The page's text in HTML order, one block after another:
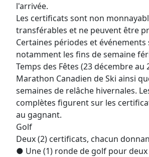
l'arrivée.
Les certificats sont non
transférables et ne peuvent être
Certaines périodes et événements
notamment les fins de semaine
Temps des Fêtes (23 décembre au
Marathon Canadien de Ski ainsi
semaines de relâche hivernales.
complètes figurent sur les
au gagnant.
Golf
Deux (2) certificats, chacun
● Une (1) ronde de golf pour deux